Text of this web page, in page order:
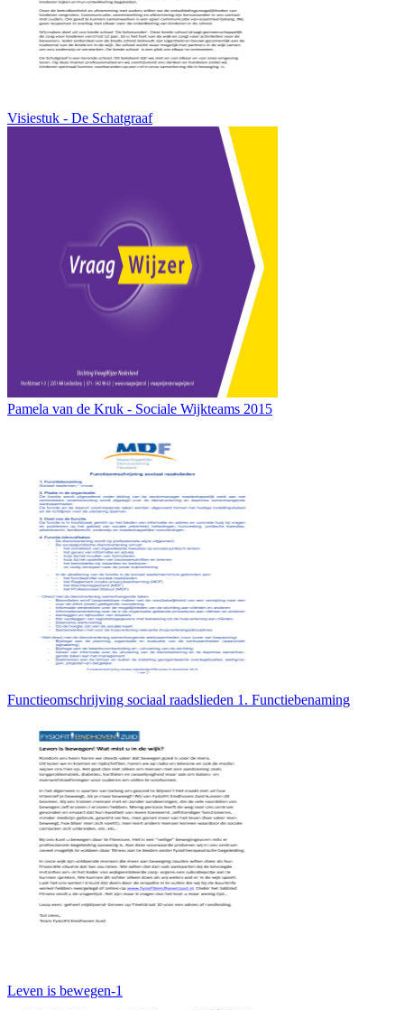
Visiestuk - De Schatgraaf
Pamela van de Kruk - Sociale Wijkteams 2015
Functieomschrijving sociaal raadslieden 1. Functiebenaming
Leven is bewegen-1